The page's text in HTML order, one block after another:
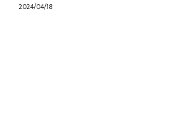
2024/04/18